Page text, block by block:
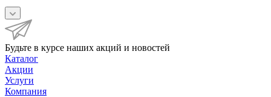
Будьте в курсе наших акций и новостей
Каталог
Акции
Услуги
Компания